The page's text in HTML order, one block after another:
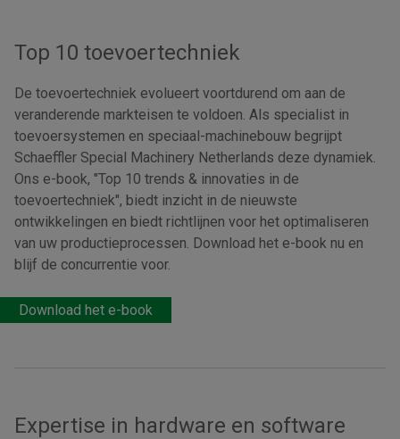
Top 10 toevoertechniek
De toevoertechniek evolueert voortdurend om aan de
veranderende markteisen te voldoen. Als specialist in
toevoersystemen en speciaal-machinebouw begrijpt
Schaeffler Special Machinery Netherlands deze dynamiek.
Ons e-book, "Top 10 trends & innovaties in de
toevoertechniek", biedt inzicht in de nieuwste
ontwikkelingen en biedt richtlijnen voor het optimaliseren
van uw productieprocessen. Download het e-book nu en
blijf de concurrentie voor.
Download het e-book
Expertise in hardware en software